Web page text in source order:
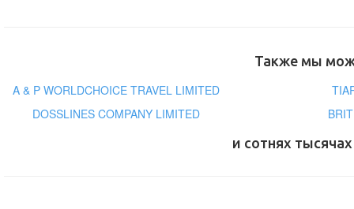
Также мы
A & P WORLDCHOICE TRAVEL LIMITED
DOSSLINES COMPANY LIMITED
и сотнях